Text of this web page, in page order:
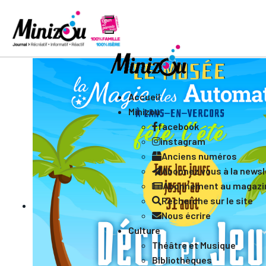
Accueil
Minizou
facebook
instagram
Anciens numéros
Abonnez vous à la
Abonnement au
Recherche sur le site
Nous écrire
Culture
Théâtre et Musique
Bibliothèques